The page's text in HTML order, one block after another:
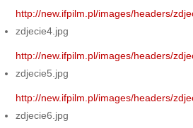
http://new.ifpilm.pl/images/headers/
zdjecie4.jpg
http://new.ifpilm.pl/images/headers/
zdjecie5.jpg
http://new.ifpilm.pl/images/headers/
zdjecie6.jpg